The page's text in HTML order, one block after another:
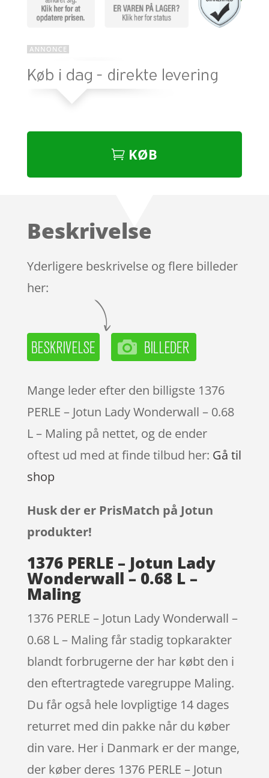
KØB
Beskrivelse
Yderligere beskrivelse og flere billeder
her:
Mange leder efter den billigste 1376
PERLE – Jotun Lady Wonderwall – 0.68
L – Maling på nettet, og de ender
oftest ud med at finde tilbud her: Gå til
shop
Husk der er PrisMatch på Jotun
produkter!
1376 PERLE – Jotun Lady
Wonderwall – 0.68 L –
Maling
1376 PERLE – Jotun Lady Wonderwall –
0.68 L – Maling får stadig topkarakter
blandt forbrugerne der har købt den i
den eftertragtede varegruppe Maling.
Du får også hele lovpligtige 14 dages
returret med din pakke når du køber
din vare. Her i Danmark er der mange,
der køber deres 1376 PERLE – Jotun